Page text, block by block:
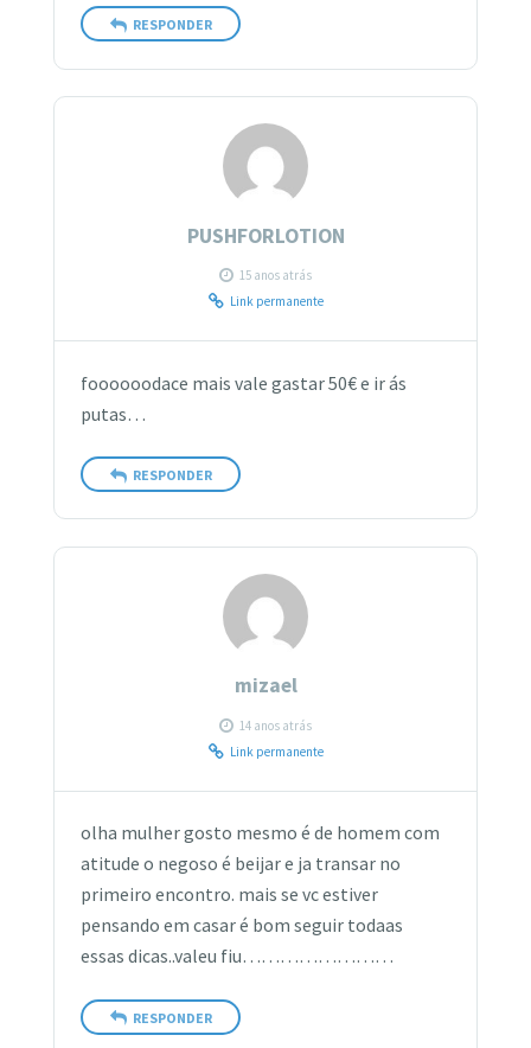
RESPONDER
PUSHFORLOTION
15 anos atrás
Link permanente
foooooodace mais vale gastar 50€ e ir ás
putas…
RESPONDER
mizael
14 anos atrás
Link permanente
olha mulher gosto mesmo é de homem com
atitude o negoso é beijar e ja transar no
primeiro encontro. mais se vc estiver
pensando em casar é bom seguir todaas
essas dicas..valeu fiu……………………
RESPONDER